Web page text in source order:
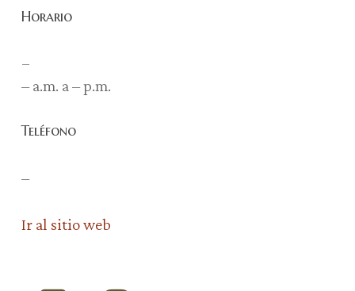
Horario
–
– a.m. a – p.m.
Teléfono
–
Ir al sitio web